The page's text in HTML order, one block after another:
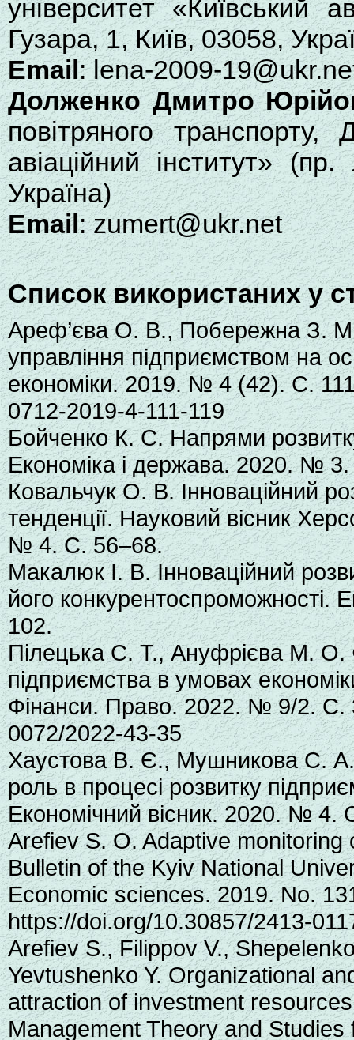
університет «Київський
Гузара, 1, Київ, 03058,
Email: lena-2009-
Долженко Дмитро
повітряного транспорту,
авіаційний інститут»
Україна)
Email: zumert@ukr.net
Список використаних у
Ареф’єва О. В., Побережна З. М.
управління підприємством на
економіки. 2019. № 4 (42). С.
0712-2019-4-111-119
Бойченко К. С. Напрями
Економіка і держава. 2020. №
Ковальчук О. В. Інноваційний
тенденції. Науковий вісник
№ 4. С. 56–68.
Макалюк І. В. Інноваційний
його конкурентоспроможності.
102.
Пілецька С. Т., Ануфрієва М. О.
підприємства в умовах
Фінанси. Право. 2022. № 9/2. С.
0072/2022-43-35
Хаустова В. Є., Мушникова С. А.
роль в процесі розвитку
Економічний вісник. 2020. № 4.
Arefiev S. O. Adaptive
Bulletin of the Kyiv National
Economic sciences. 2019. No.
https://doi.org/10.30857/2413-
Arefiev S., Filippov V.,
Yevtushenko Y. Organizational
attraction of investment
Management Theory and